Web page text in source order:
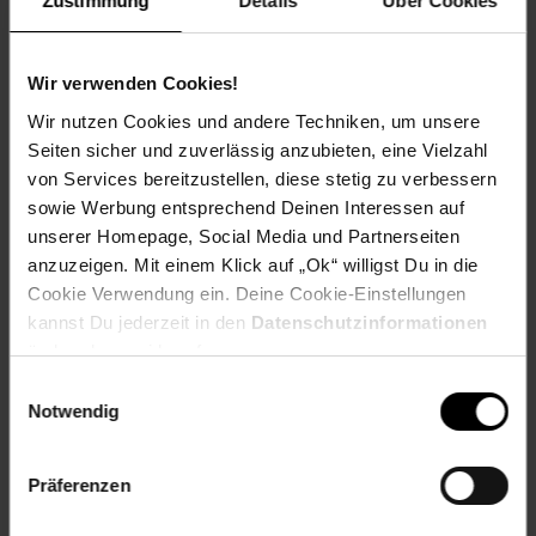
Wir verwenden Cookies!
Wir nutzen Cookies und andere Techniken, um unsere
Seiten sicher und zuverlässig anzubieten, eine Vielzahl
von Services bereitzustellen, diese stetig zu verbessern
sowie Werbung entsprechend Deinen Interessen auf
unserer Homepage, Social Media und Partnerseiten
anzuzeigen. Mit einem Klick auf „Ok“ willigst Du in die
Cookie Verwendung ein. Deine Cookie-Einstellungen
kannst Du jederzeit in den Datenschutzinformationen
ändern bzw. widerrufen.
Notwendig
Präferenzen
Herstellerinformationen
Altgeräterücknahme
Fußzeile
Weitere Online-Angebote
Weinwelt